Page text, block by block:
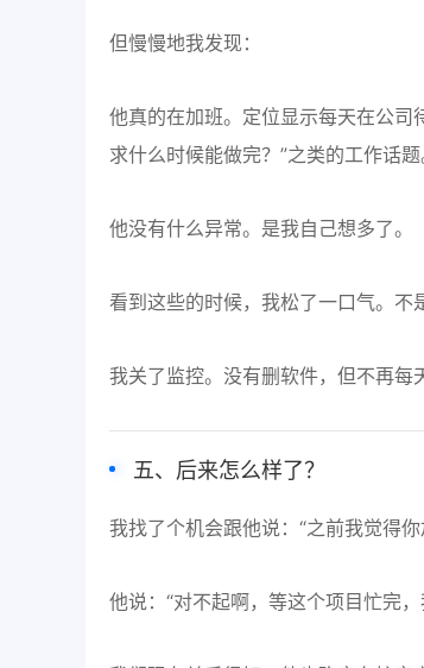
但慢慢地我发现：
他真的在加班。定位显示每天在公司
求什么时候能做完？”之类的工作话题
他没有什么异常。是我自己想多了。
看到这些的时候，我松了一口气。不
我关了监控。没有删软件，但不再每
五、后来怎么样了？
我找了个机会跟他说：“之前我觉得
他说：“对不起啊，等这个项目忙完